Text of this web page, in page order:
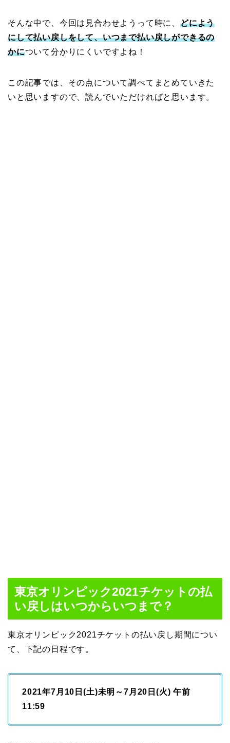
そんな中で、今回は見合わせようって時に、 どによう
にして払い戻しをして、いつまで払い戻しができるの
かについて分かりにくいですよね！
この記事では、その点について調べてまとめていきた
いと思いますので、読んでいただければと思います。
東京オリンピック2021チケットの払
い戻しはいつからいつまで？
東京オリンピック2021チケットの払い戻し期間につい
て、下記の日程です。
2021年7 月 10 日(土)未明～7 月 20 日 (火)午前
11:59